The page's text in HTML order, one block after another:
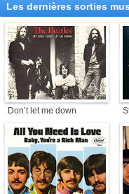
Les dernières sorties
Don’t let me down